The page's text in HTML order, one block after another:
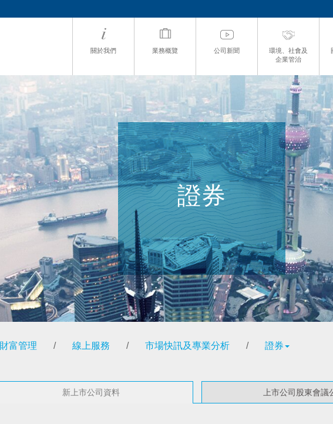
關於我們 業務概覽 公司新聞
環境、社會及
企業管治
證券
財富管理 / 線上服務 / 市場快訊及專業分析 / 證券
新上市公司資料 上市公司股東會議